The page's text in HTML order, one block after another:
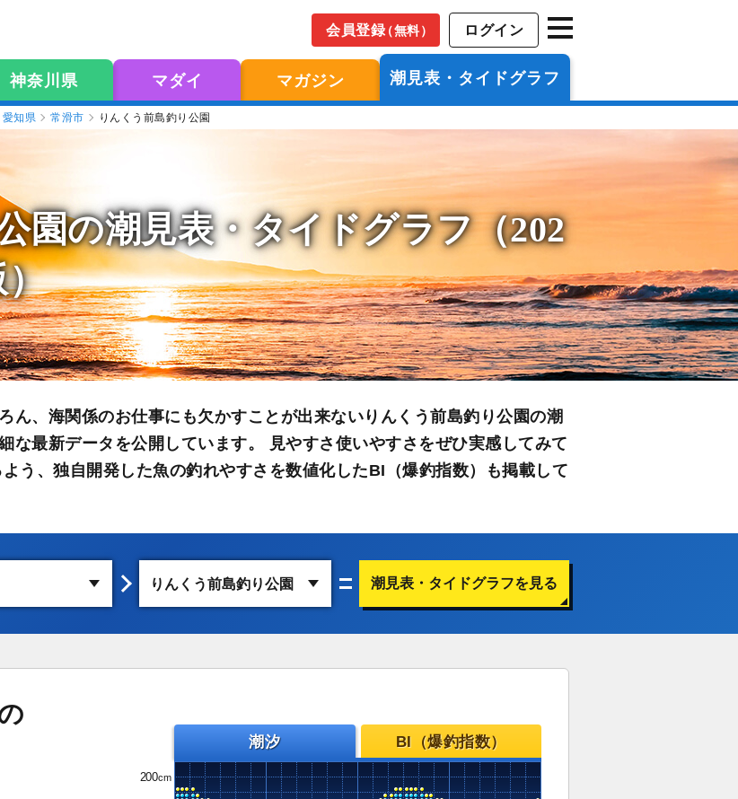
会員登録（無料） ログイン
神奈川県 マダイ マガジン 潮見表・タイドグラフ
愛知県 常滑市 りんくう前島釣り公園
園の潮見表・タイドグラフ（202
）
ん、海関係のお仕事にも欠かすことが出来ないりんくう前島釣り公園の潮
な最新データを公開しています。 見やすさ使いやすさをぜひ実感してみて
う、独自開発した魚の釣れやすさを数値化したBI（爆釣指数）も掲載して
潮見表・タイドグラフを見る
潮汐 BI（爆釣指数）
200